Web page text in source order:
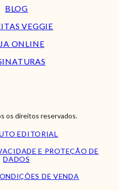
BLOG
VEGGIE
ONLINE
os direitos reservados.
EDITORIAL
E PROTEÇÃO DE
DADOS
DE VENDA